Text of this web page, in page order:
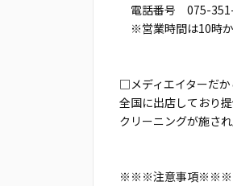
電話番号 075-
※営業時間は10時か
□メディエイターだ
全国に出店しており
クリーニングが施さ
※※※注意事項※※※